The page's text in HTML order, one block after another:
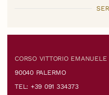
CORSO VITTORIO EMANUELE
90040 PALERMO
TEL: +39 091 334373